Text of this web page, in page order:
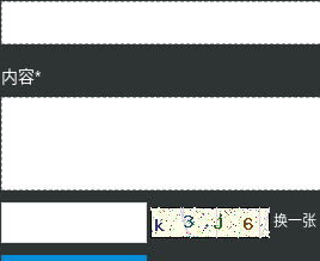
内容*
换一张